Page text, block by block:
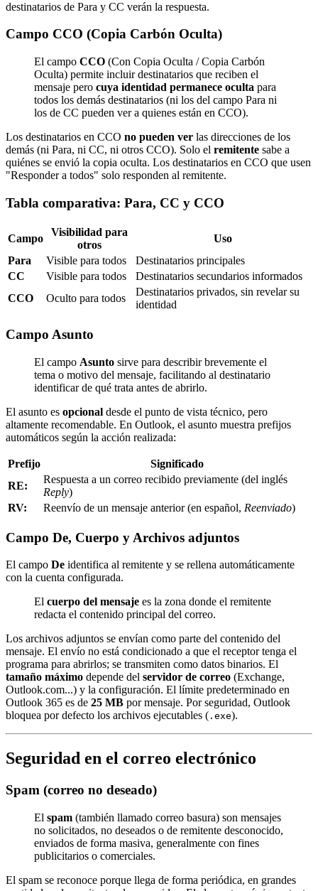
destinatarios de Para y CC verán la respuesta.
Campo CCO (Copia Carbón Oculta)
El campo CCO (Con Copia Oculta / Copia Carbón
Oculta) permite incluir destinatarios que reciben el
mensaje pero cuya identidad permanece oculta para
todos los demás destinatarios (ni los del campo Para ni
los de CC pueden ver a quienes están en CCO).
Los destinatarios en CCO no pueden ver las direcciones de los
demás (ni Para, ni CC, ni otros CCO). Solo el remitente sabe a
quiénes se envió la copia oculta. Los destinatarios en CCO que usen
"Responder a todos" solo responden al remitente.
Tabla comparativa: Para, CC y CCO
Campo
Visibilidad para
otros
Uso
Para
Visible para todos
Destinatarios principales
CC
Visible para todos
Destinatarios secundarios informados
CCO
Oculto para todos
Destinatarios privados, sin revelar su
identidad
Campo Asunto
El campo Asunto sirve para describir brevemente el
tema o motivo del mensaje, facilitando al destinatario
identificar de qué trata antes de abrirlo.
El asunto es opcional desde el punto de vista técnico, pero
altamente recomendable. En Outlook, el asunto muestra prefijos
automáticos según la acción realizada:
Prefijo
Significado
RE:
Respuesta a un correo recibido previamente (del inglés
Reply)
RV:
Reenvío de un mensaje anterior (en español, Reenviado)
Campo De, Cuerpo y Archivos adjuntos
El campo De identifica al remitente y se rellena automáticamente
con la cuenta configurada.
El cuerpo del mensaje es la zona donde el remitente
redacta el contenido principal del correo.
Los archivos adjuntos se envían como parte del contenido del
mensaje. El envío no está condicionado a que el receptor tenga el
programa para abrirlos; se transmiten como datos binarios. El
tamaño máximo depende del servidor de correo (Exchange,
Outlook.com...) y la configuración. El límite predeterminado en
Outlook 365 es de 25 MB por mensaje. Por seguridad, Outlook
bloquea por defecto los archivos ejecutables ( .exe).
Seguridad en el correo electrónico
Spam (correo no deseado)
El spam (también llamado correo basura) son mensajes
no solicitados, no deseados o de remitente desconocido,
enviados de forma masiva, generalmente con fines
publicitarios o comerciales.
El spam se reconoce porque llega de forma periódica, en grandes